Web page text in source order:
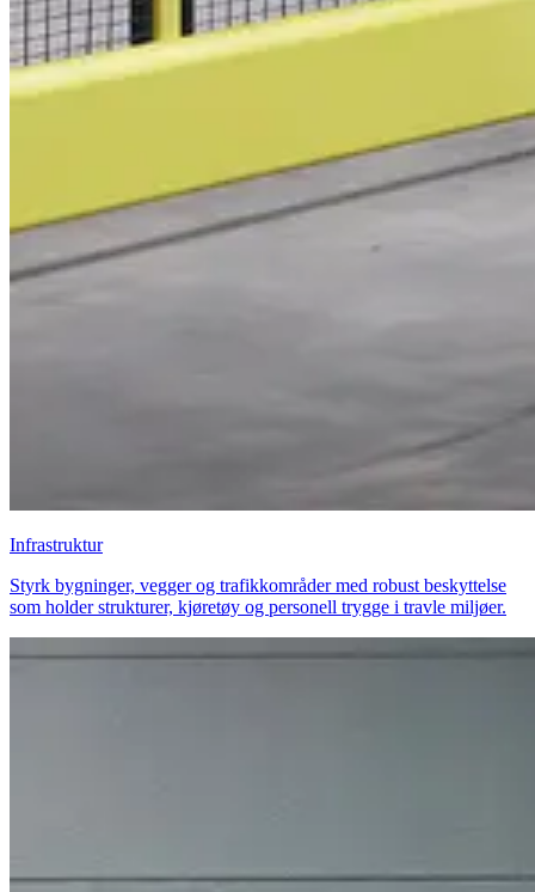
Infrastruktur
Styrk bygninger, vegger og trafikkområder med robust beskyttelse
som holder strukturer, kjøretøy og personell trygge i travle miljøer.